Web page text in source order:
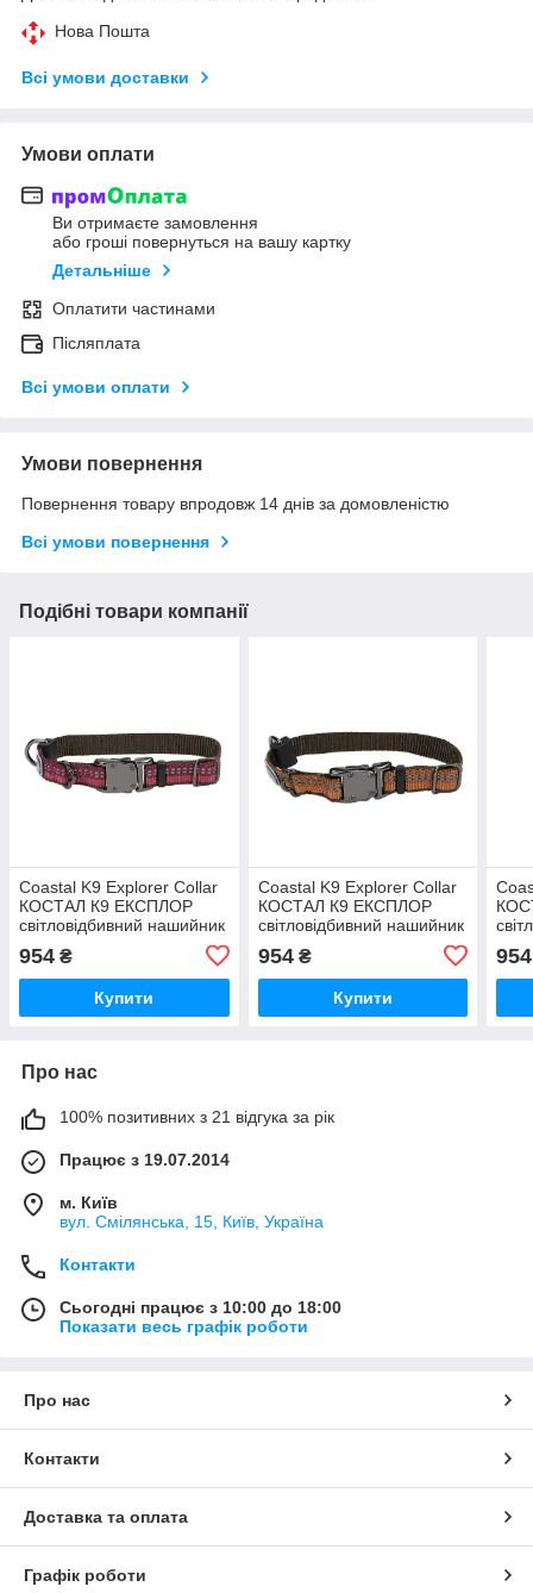
Нова Пошта
Всі умови доставки
Умови оплати
Ви отримаєте замовлення
або гроші повернуться на вашу картку
Детальніше
Оплатити частинами
Післяплата
Всі умови оплати
Умови повернення
Повернення товару впродовж 14 днів за домовленістю
Всі умови повернення
Подібні товари компанії
Coastal K9 Explorer Collar
КОСТАЛ К9 ЕКСПЛОР
світловідбивний нашийник
для собак, 1.6х20-30 см
954 ₴
Купити
Coastal K9 Explorer Collar
КОСТАЛ К9 ЕКСПЛОР
світловідбивний нашийник
для собак, 1.6х20-30 см
954₴
Купити
954
Про нас
100% позитивних з 21 відгука за рік
Працює з 19.07.2014
м. Київ
вул. Смілянська, 15, Київ, Україна
Контакти
Сьогодні працює з 10:00 до 18:00
Показати весь графік роботи
Про нас
Контакти
Доставка та оплата
Графік роботи